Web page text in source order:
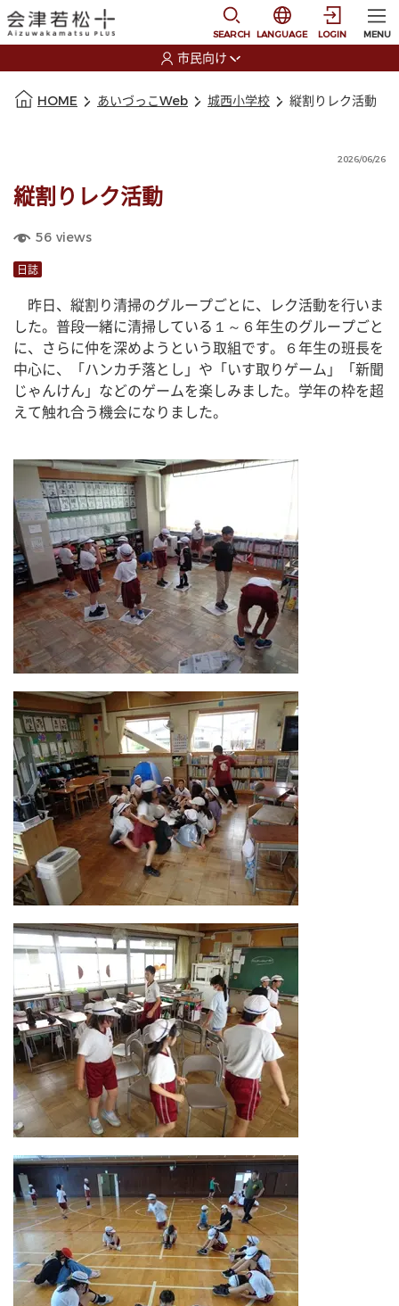
SEARCH
選択すると言語の切
LANGUAGE LOGIN MENU
市民向け
HOME あいづっこWeb 城西小学校 縦割りレク活動
2026/06/26
縦割りレク活動
56 views
日誌
昨日、縦割り清掃のグループごとに、レク活動を行いま
した。普段一緒に清掃している１～６年生のグループごと
に、さらに仲を深めようという取組です。６年生の班長を
中心に、「ハンカチ落とし」や「いす取りゲーム」「新聞
じゃんけん」などのゲームを楽しみました。学年の枠を超
えて触れ合う機会になりました。